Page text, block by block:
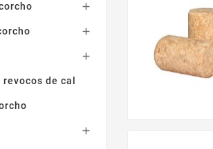



de cal
